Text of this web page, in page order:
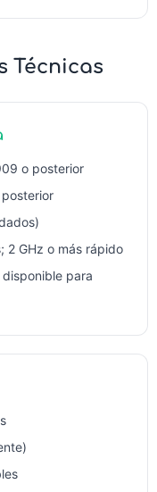
Técnicas
o posterior
2 GHz o más rápido
para